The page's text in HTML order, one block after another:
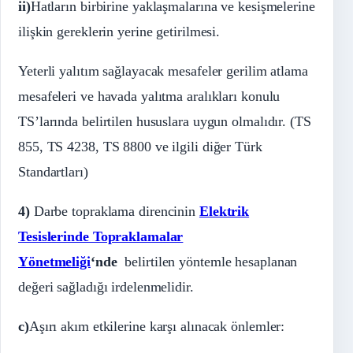
ii)Hatların birbirine yaklaşmalarına ve kesişmelerine
ilişkin gereklerin yerine getirilmesi.
Yeterli yalıtım sağlayacak mesafeler gerilim atlama
mesafeleri ve havada yalıtma aralıkları konulu
TS’larında belirtilen hususlara uygun olmalıdır. (TS
855, TS 4238, TS 8800 ve ilgili diğer Türk
Standartları)
4)Darbe topraklama direncinin Elektrik
Tesislerinde Topraklamalar
Yönetmeliği‘nde belirtilen yöntemle hesaplanan
değeri sağladığı irdelenmelidir.
c)Aşırı akım etkilerine karşı alınacak önlemler: